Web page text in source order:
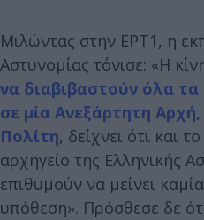
Μιλώντας στην ΕΡΤ1, η
Αστυνομίας τόνισε: «Η
να διαβιβαστούν όλα
σε μία Ανεξάρτητη
Πολίτη, δείχνει ότι και
αρχηγείο της Ελληνικής
επιθυμούν να μείνει
υπόθεση». Πρόσθεσε δε